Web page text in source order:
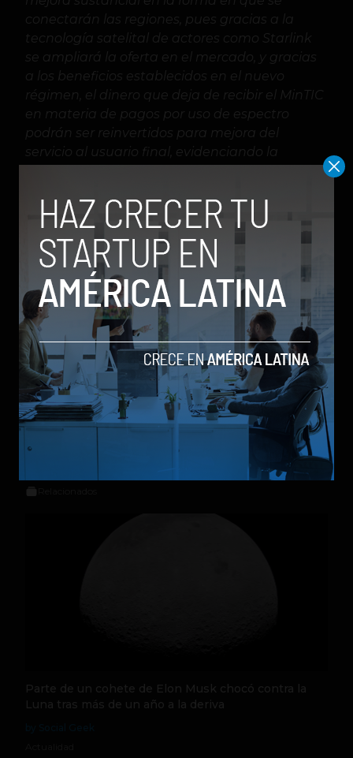
conectarán las regiones, pues gracias a la
tecnología satelital de actores como Starlink
se ampliará la oferta en el mercado, y gracias
a los beneficios establecidos en el nuevo
régimen, el dinero que deja de recibir el MinTIC
en materia de pagos por uso de espectro
podrán ser reinvertidos para mejora del
servicio al usuario final, evidenciando la
Ligia Valderrama Rojas.
brecha digitalcolombia Conectividad elon musk Starlink
Social Geek
Parte de un cohete de Elon Musk chocó contra la
Luna tras más de un año a la deriva